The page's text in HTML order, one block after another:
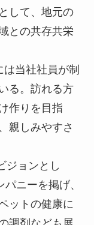
して、地元の
との共存共栄
当社社員が制
る。訪れる方
作りを目指
親しみやすさ
ジョンとし
ニーを掲げ、
ットの健康に